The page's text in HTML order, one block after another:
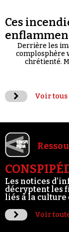
Ces
Derrière les
complosphère
chrétienté.
Voir
Les notices
décryptent les
liés à la
Voir